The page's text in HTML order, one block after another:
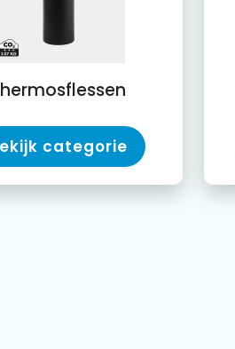
categorie